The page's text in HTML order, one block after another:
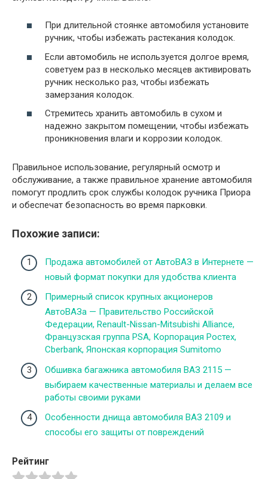
При длительной стоянке автомобиля установите
ручник, чтобы избежать растекания колодок.
Если автомобиль не используется долгое время,
советуем раз в несколько месяцев активировать
ручник несколько раз, чтобы избежать
замерзания колодок.
Стремитесь хранить автомобиль в сухом и
надежно закрытом помещении, чтобы избежать
проникновения влаги и коррозии колодок.
Правильное использование, регулярный осмотр и
обслуживание, а также правильное хранение автомобиля
помогут продлить срок службы колодок ручника Приора
и обеспечат безопасность во время парковки.
Похожие записи:
Продажа автомобилей от АвтоВАЗ в Интернете —
новый формат покупки для удобства клиента
Примерный список крупных акционеров
АвтоВАЗа — Правительство Российской
Федерации, Renault-Nissan-Mitsubishi Alliance,
Французская группа PSA, Корпорация Ростех,
Сberbank, Японская корпорация Sumitomo
Обшивка багажника автомобиля ВАЗ 2115 —
выбираем качественные материалы и делаем все
работы своими руками
Особенности днища автомобиля ВАЗ 2109 и
способы его защиты от повреждений
Рейтинг